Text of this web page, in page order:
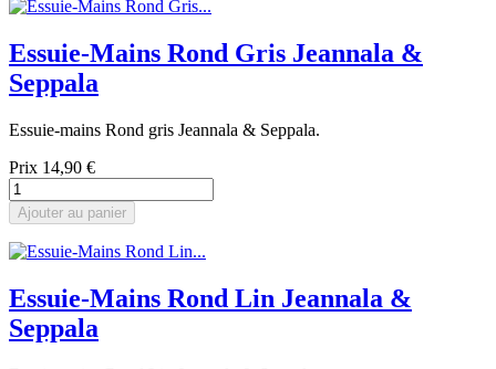
Essuie-Mains Rond Gris Jeannala &
Seppala
Essuie-mains Rond gris Jeannala & Seppala.
Prix 14,90 €
Ajouter au panier
Essuie-Mains Rond Lin Jeannala &
Seppala